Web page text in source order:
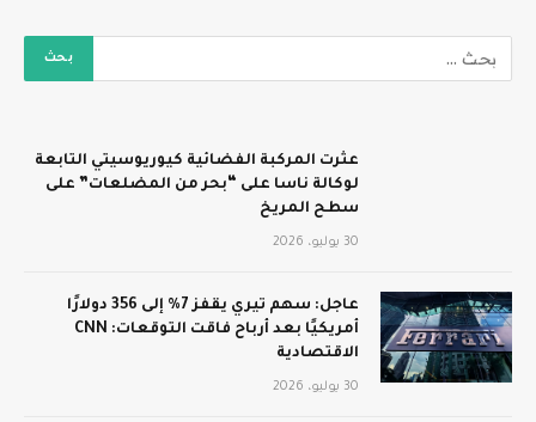
عثرت المركبة الفضائية كيوريوسيتي التابعة
لوكالة ناسا على “بحر من المضلعات” على
سطح المريخ
30 يوليو، 2026
عاجل: سهم تيري يقفز 7% إلى 356 دولارًا
أمريكيًا بعد أرباح فاقت التوقعات: CNN
الاقتصادية
30 يوليو، 2026